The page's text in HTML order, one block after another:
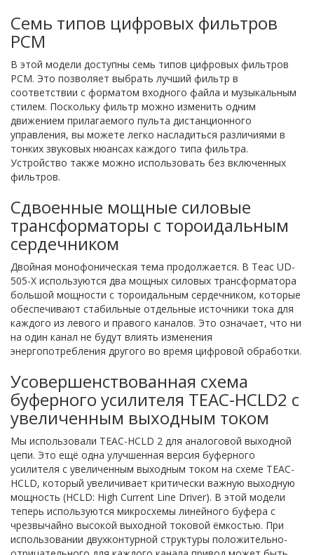
Семь типов цифровых фильтров
PCM
В этой модели доступны семь типов цифровых фильтров
PCM. Это позволяет выбрать лучший фильтр в
соответствии с форматом входного файла и музыкальным
стилем. Поскольку фильтр можно изменить одним
движением прилагаемого пульта дистанционного
управления, вы можете легко насладиться различиями в
тонких звуковых нюансах каждого типа фильтра.
Устройство также можно использовать без включенных
фильтров.
Сдвоенные мощные силовые
трансформаторы с тороидальным
сердечником
Двойная монофоническая тема продолжается. В Teac UD-
505-X используются два мощных силовых трансформатора
большой мощности с тороидальным сердечником, которые
обеспечивают стабильные отдельные источники тока для
каждого из левого и правого каналов. Это означает, что ни
на один канал не будут влиять изменения
энергопотребления другого во время цифровой обработки.
Усовершенствованная схема
буферного усилителя TEAC-HCLD2 с
увеличенным выходным током
Мы использовали TEAC-HCLD 2 для аналоговой выходной
цепи. Это ещё одна улучшенная версия буферного
усилителя с увеличенным выходным током на схеме TEAC-
HCLD, который увеличивает критически важную выходную
мощность (HCLD: High Current Line Driver). В этой модели
теперь используются микросхемы линейного буфера с
чрезвычайно высокой выходной токовой ёмкостью. При
использовании двухконтурной структуры положительно-